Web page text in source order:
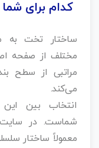
کدام برای
ساختار تخت به
مختلف از صفحه
مراتبی از سطح‌
می‌کند.
انتخاب بین
شماست. در
معمولاً ساختار